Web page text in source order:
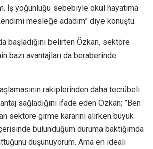
İş yoğunluğu sebebiyle okul hayatıma
mesleğe adadım” diye konuştu.
başladığını belirten Özkan, sektöre
bazı avantajları da beraberinde
rakiplerinden daha tecrübeli
sağladığını ifade eden Özkan; ”Ben
sektöre girme kararını alırken büyük
bulunduğum duruma baktığımda
düşünüyorum. Ama en ideali